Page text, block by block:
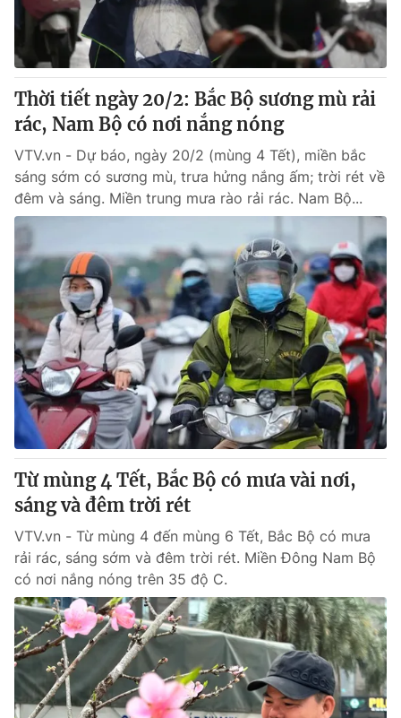
Thị trường 24h Tấm lòng Việt
VTV4 Vươn mình bằng AI
VTV9 VTV8
Liên hệ tòa soạn English
THỜI BÁO VTV
Theo dõi báo trên
Cơ quan chủ quản:Đài Truyền hình Việt Nam
Cơ quan báo chí:Thời báo VTV
Giấy phép hoạt động báo in và báo điện tử số 483/GP-BTTTT
cấp ngày 29/12/2023
Tổng Biên tập:Vũ Thanh Thủy
Phó Tổng Biên tập:Nguyễn Thị Mỹ Hạnh, Phạm Quốc Thắng,
Nguyễn Trọng Ninh
Tổng đài VTV:
024.38 355 931 - 024.38 355 932
Ðiện thoại Thời báo VTV:024.66 897 897
Email:toasoan@vtv.vn
Liên hệ quảng cáo:024-7300.7108
Thời tiết ngày 20/2: Bắc Bộ sương mù rải
rác, Nam Bộ có nơi nắng nóng
VTV.vn - Dự báo, ngày 20/2 (mùng 4 Tết), miền bắc
sáng sớm có sương mù, trưa hửng nắng ấm; trời rét về
đêm và sáng. Miền trung mưa rào rải rác. Nam Bộ...
Từ mùng 4 Tết, Bắc Bộ có mưa vài nơi,
sáng và đêm trời rét
VTV.vn - Từ mùng 4 đến mùng 6 Tết, Bắc Bộ có mưa
rải rác, sáng sớm và đêm trời rét. Miền Đông Nam Bộ
có nơi nắng nóng trên 35 độ C.